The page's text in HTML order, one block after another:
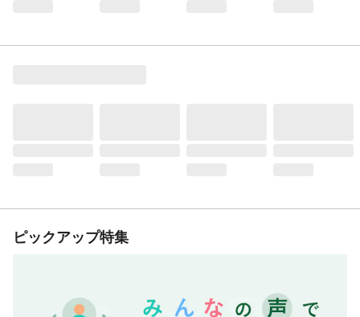
ピックアップ特集